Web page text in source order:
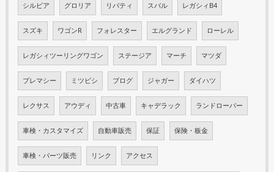
シルビア グロリア リバティ スバル レガシィB4
スズキ ワゴンR フォレスター エルグランド ローレル
レガシィツーリングワゴン ステージア マーチ マツダ
プレマシー ミツビシ ブログ ジャガー ダイハツ
レクサス アウディ 中古車 キャデラック ランドローバー
車検・カスタマイズ 自動車販売 保証 保険・板金
車検・パーツ販売 リンク アクセス